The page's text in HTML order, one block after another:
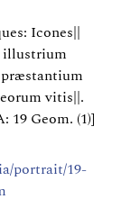
Icones||
illustrium
vitis||.
19 Geom. (1)]
portrait/19-